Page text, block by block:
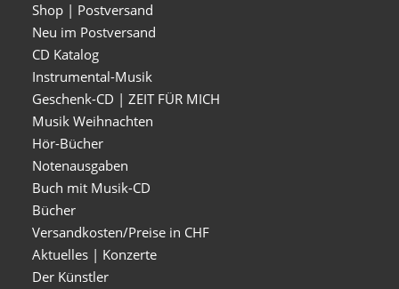
Shop | Postversand
Neu im Postversand
CD Katalog
Instrumental-Musik
Geschenk-CD | ZEIT FÜR MICH
Musik Weihnachten
Hör-Bücher
Notenausgaben
Buch mit Musik-CD
Bücher
Versandkosten/Preise in CHF
Aktuelles | Konzerte
Der Künstler